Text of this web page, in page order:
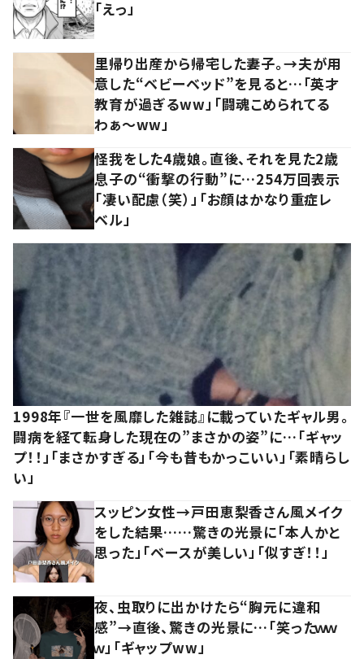
「えっ」
里帰り出産から帰宅した妻子。→夫が用
意した“ベビーベッド”を見ると…「英才
教育が過ぎるww」「闘魂こめられてる
わぁ～ww」
怪我をした4歳娘。直後、それを見た2歳
息子の“衝撃の行動”に…254万回表示
「凄い配慮（笑）」「お顔はかなり重症レ
ベル」
1998年『一世を風靡した雑誌』に載っていたギャル男。
闘病を経て転身した現在の”まさかの姿”に…「ギャッ
プ！！」「まさかすぎる」「今も昔もかっこいい」「素晴らし
い」
スッピン女性→戸田恵梨香さん風メイク
をした結果……驚きの光景に「本人かと
思った」「ベースが美しい」「似すぎ！！」
夜、虫取りに出かけたら“胸元に違和
感”→直後、驚きの光景に…「笑ったｗｗ
ｗ」「ギャップww」